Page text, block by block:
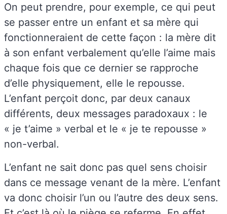
On peut prendre, pour exemple, ce qui peut
se passer entre un enfant et sa mère qui
fonctionneraient de cette façon : la mère dit
à son enfant verbalement qu’elle l’aime mais
chaque fois que ce dernier se rapproche
d’elle physiquement, elle le repousse.
L’enfant perçoit donc, par deux canaux
différents, deux messages paradoxaux : le
« je t’aime » verbal et le « je te repousse »
non-verbal.
L’enfant ne sait donc pas quel sens choisir
dans ce message venant de la mère. L’enfant
va donc choisir l’un ou l’autre des deux sens.